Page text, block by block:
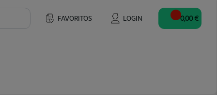
FAVORITOS LOGIN 0,00 €